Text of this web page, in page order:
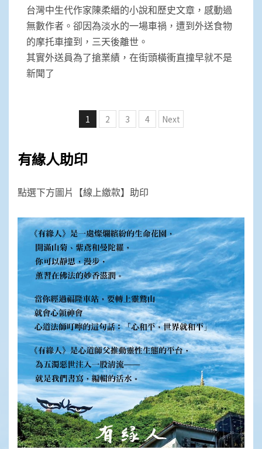
台灣中生代作家陳柔縉的小說和歷史文章，感動過
無數作者。卻因為淡水的一場車禍，遭到外送食物
的摩托車撞到，三天後離世。
其實外送員為了搶業績，在街頭橫衝直撞早就不是
新聞了
文
分
1 2 3 4 Next
有緣人助印
點選下方圖片【線上繳款】助印